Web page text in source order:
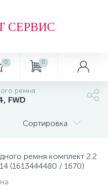
СЕРВИС
0 0
ремня
FWD
Сортировка
ремня комплект 2.2
(1613444480 / 1670)